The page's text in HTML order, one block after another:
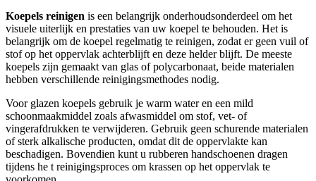
Koepels reinigen is een belangrijk onderhoudsonderdeel om het
visuele uiterlijk en prestaties van uw koepel te behouden. Het is
belangrijk om de koepel regelmatig te reinigen, zodat er geen vuil of
stof op het oppervlak achterblijft en deze helder blijft. De meeste
koepels zijn gemaakt van glas of polycarbonaat, beide materialen
hebben verschillende reinigingsmethodes nodig.
Voor glazen koepels gebruik je warm water en een mild
schoonmaakmiddel zoals afwasmiddel om stof, vet- of
vingerafdrukken te verwijderen. Gebruik geen schurende materialen
of sterk alkalische producten, omdat dit de oppervlakte kan
beschadigen. Bovendien kunt u rubberen handschoenen dragen
tijdens he t reinigingsproces om krassen op het oppervlak te